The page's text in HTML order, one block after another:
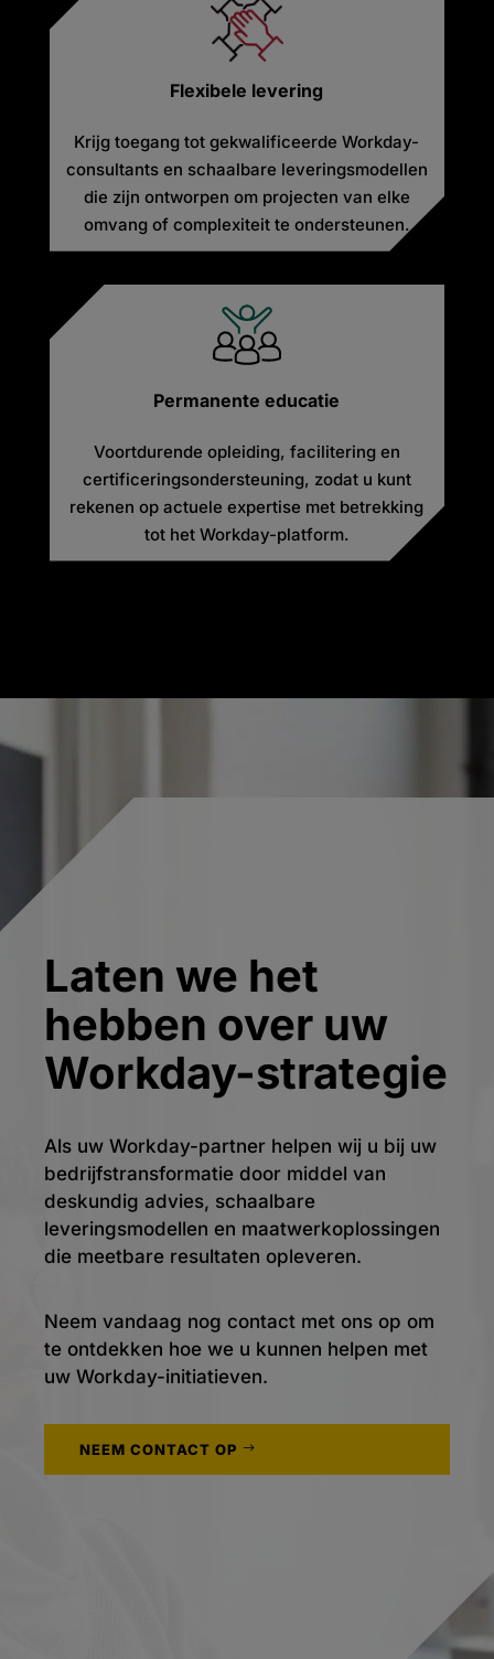
Flexibele levering
Krijg toegang tot gekwalificeerde Workday-
consultants en schaalbare leveringsmodellen
die zijn ontworpen om projecten van elke
omvang of complexiteit te ondersteunen.
Permanente educatie
Voortdurende opleiding, facilitering en
certificeringsondersteuning, zodat u kunt
rekenen op actuele expertise met betrekking
tot het Workday-platform.
Laten we het
hebben over uw
Workday-strategie
Als uw Workday-partner helpen wij u bij uw
bedrijfstransformatie door middel van
deskundig advies, schaalbare
leveringsmodellen en maatwerkoplossingen
die meetbare resultaten opleveren.
Neem vandaag nog contact met ons op om
te ontdekken hoe we u kunnen helpen met
uw Workday-initiatieven.
NEEM CONTACT OP